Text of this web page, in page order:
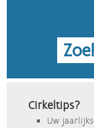
Cirkeltips?
Uw